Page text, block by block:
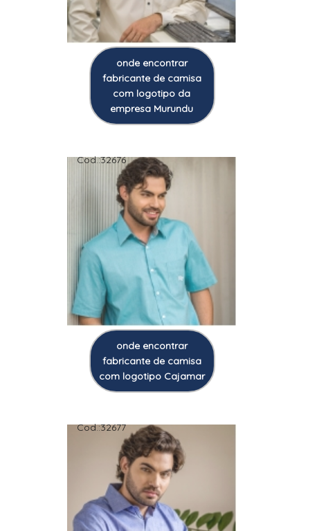
onde encontrar
fabricante de camisa
com logotipo da
empresa Murundu
Cod.:32676
onde encontrar
fabricante de camisa
com logotipo Cajamar
Cod.:32677